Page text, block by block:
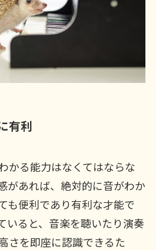
有利
かる能力はなくてはならな
があれば、絶対的に音がわか
も便利であり有利な才能で
いると、音楽を聴いたり演奏
さを即座に認識できるた